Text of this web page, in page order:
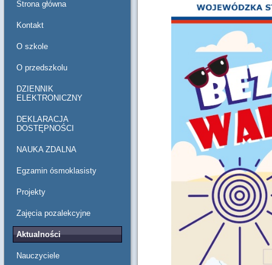
Strona główna
Kontakt
O szkole
O przedszkolu
DZIENNIK
ELEKTRONICZNY
DEKLARACJA
DOSTĘPNOŚCI
NAUKA ZDALNA
Egzamin ósmoklasisty
Projekty
Zajęcia pozalekcyjne
Aktualności
Nauczyciele